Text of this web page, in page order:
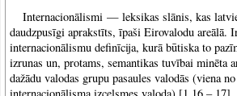
Internacionālismi — leksikas slānis, kas
daudzpusīgi aprakstīts, īpaši Eirovalodu areālā.
internacionālismu definīcija, kurā būtiska to
izrunas un, protams, semantikas tuvībai minēta
dažādu valodas grupu pasaules valodās (viena